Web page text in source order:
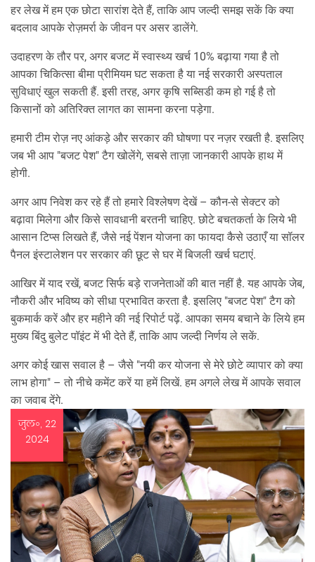
हर लेख में हम एक छोटा सारांश देते हैं, ताकि आप जल्दी समझ सकें कि क्या
बदलाव आपके रोज़मर्रा के जीवन पर असर डालेंगे.
उदाहरण के तौर पर, अगर बजट में स्वास्थ्य खर्च 10% बढ़ाया गया है तो
आपका चिकित्सा बीमा प्रीमियम घट सकता है या नई सरकारी अस्पताल
सुविधाएं खुल सकती हैं. इसी तरह, अगर कृषि सब्सिडी कम हो गई है तो
किसानों को अतिरिक्त लागत का सामना करना पड़ेगा.
हमारी टीम रोज़ नए आंकड़े और सरकार की घोषणा पर नज़र रखती है. इसलिए
जब भी आप "बजट पेश" टैग खोलेंगे, सबसे ताज़ा जानकारी आपके हाथ में
होगी.
अगर आप निवेश कर रहे हैं तो हमारे विश्लेषण देखें – कौन‑से सेक्टर को
बढ़ावा मिलेगा और किसे सावधानी बरतनी चाहिए. छोटे बचतकर्ता के लिये भी
आसान टिप्स लिखते हैं, जैसे नई पेंशन योजना का फायदा कैसे उठाएँ या सॉलर
पैनल इंस्टालेशन पर सरकार की छूट से घर में बिजली खर्च घटाएं.
आखिर में याद रखें, बजट सिर्फ बड़े राजनेताओं की बात नहीं है. यह आपके जेब,
नौकरी और भविष्य को सीधा प्रभावित करता है. इसलिए "बजट पेश" टैग को
बुकमार्क करें और हर महीने की नई रिपोर्ट पढ़ें. आपका समय बचाने के लिये हम
मुख्य बिंदु बुलेट पॉइंट में भी देते हैं, ताकि आप जल्दी निर्णय ले सकें.
अगर कोई खास सवाल है – जैसे "नयी कर योजना से मेरे छोटे व्यापार को क्या
लाभ होगा" – तो नीचे कमेंट करें या हमें लिखें. हम अगले लेख में आपके सवाल
का जवाब देंगे.
जुल॰, 22
2024